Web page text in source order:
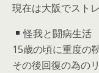
現在は大阪でスト
怪我と闘病生活
15歳の頃に重度の
その後回復の為の